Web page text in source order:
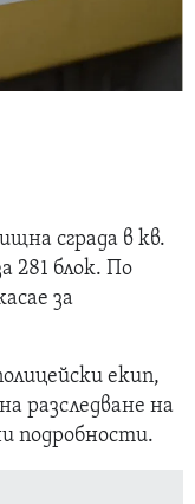
сграда в кв.
281 блок. По
за
екип,
разследване на
подробности.